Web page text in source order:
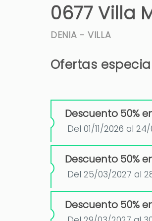
0677 Villa
DENIA -VILLA
Ofertas
Descuento 50%
Del 01/11/2026 al
Descuento 50%
Del 25/03/2027 al
Descuento 50%